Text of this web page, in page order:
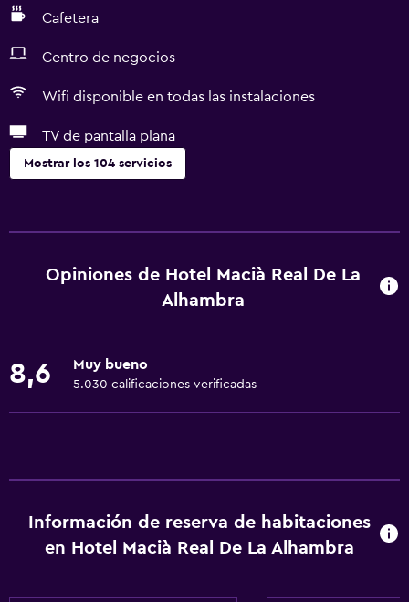
Cafetera
Centro de negocios
Wifi disponible en todas las instalaciones
TV de pantalla plana
Mostrar los 104 servicios
Centro de negocios
Renta de autos
Servicio de habitaciones
Renta de equipo de esquí (en las instalaciones)
Recepción 24 horas
Salas de conferencia
Opiniones de Hotel Macià Real De La
Alhambra
8,6 Muy bueno
5.030 calificaciones verificadas
Información de reserva de habitaciones
en Hotel Macià Real De La Alhambra